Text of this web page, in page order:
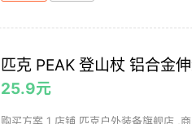
匹克 PEAK 登山杖 铝合金
25.9元
购买方案 1 店铺 匹克户外装备旗舰店 ,